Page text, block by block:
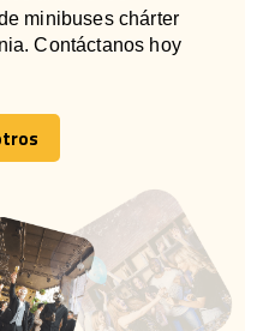
minibuses chárter
Contáctanos hoy